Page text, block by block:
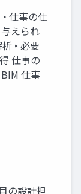
仕事の仕
えられ
‣ 必要
仕事の
仕事
の設計担